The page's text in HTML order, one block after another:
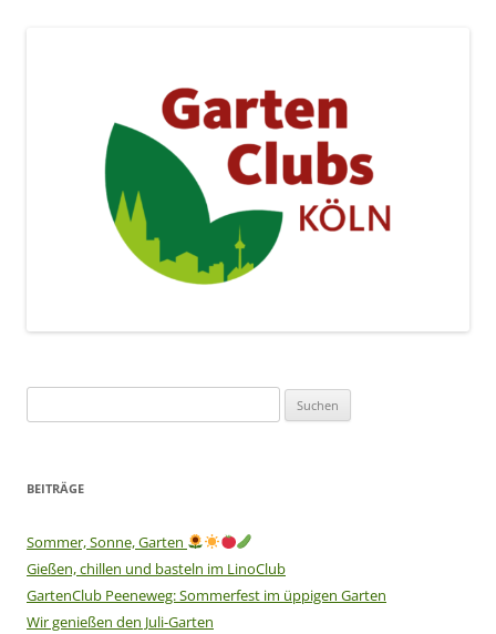
nach:
BEITRÄGE
Sommer, Sonne, Garten
Gießen, chillen und basteln im LinoClub
GartenClub Peeneweg: Sommerfest im üppigen Garten
Wir genießen den Juli-Garten